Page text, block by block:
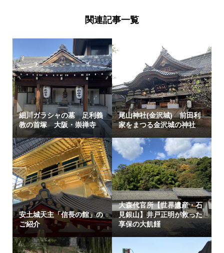
関連記事一覧
細川ガラシャの墓 足利義
教の首塚 大阪・崇禅寺
尾山神社(金沢城) 前田利
家をまつる金沢城の神社
安土城天主「信長の館」の
ご紹介
大森代官所【世界遺産・石
見銀山】井戸正明が救った
享保の大飢饉